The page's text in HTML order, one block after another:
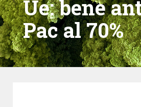
Ue: bene
Pac al 70%